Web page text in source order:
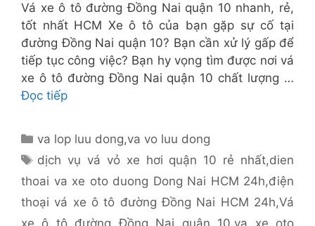
Vá xe ô tô đường Đồng Nai quận 10 nhanh, rẻ,
tốt nhất HCM Xe ô tô của bạn gặp sự cố tại
đường Đồng Nai quận 10? Bạn cần xử lý gấp để
tiếp tục công việc? Bạn hy vọng tìm được nơi vá
xe ô tô đường Đồng Nai quận 10 chất lượng …
Đọc tiếp
Danh
mục
va lop luu dong,va vo luu dong
Thẻ
dịch vụ vá vỏ xe hơi quận 10 rẻ nhất,dien
thoai va xe oto duong Dong Nai HCM 24h,điện
thoại vá xe ô tô đường Đồng Nai HCM 24h,Vá